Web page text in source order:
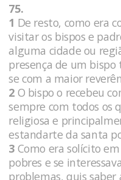
75.
1 De resto, como era
visitar os bispos e
alguma cidade ou
presença de um
se com a maior
2 O bispo o recebeu
sempre com todos os
religiosa e
estandarte da santa
3 Como era solícito
pobres e se
problemas, quis